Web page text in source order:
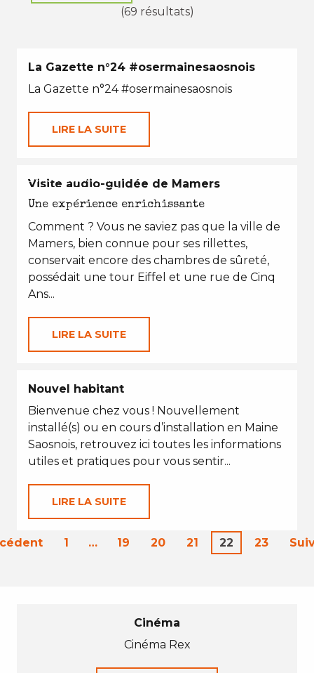
(69 résultats)
La Gazette n°24 #osermainesaosnois
La Gazette n°24 #osermainesaosnois
LIRE LA SUITE
EN TOUTES SAISONS
Visite audio-guidée de Mamers
Une expérience enrichissante
Comment ? Vous ne saviez pas que la ville de
Mamers, bien connue pour ses rillettes,
conservait encore des chambres de sûreté,
possédait une tour Eiffel et une rue de Cinq
Ans...
LIRE LA SUITE
Nouvel habitant
Bienvenue chez vous ! Nouvellement
installé(s) ou en cours d’installation en Maine
Saosnois, retrouvez ici toutes les informations
utiles et pratiques pour vous sentir...
LIRE LA SUITE
1 … 19 20 21 22 23
Cinéma
Cinéma Rex